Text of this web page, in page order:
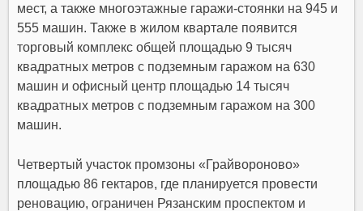
мест, а также многоэтажные гаражи-стоянки на 945 и
555 машин. Также в жилом квартале появится
торговый комплекс общей площадью 9 тысяч
квадратных метров с подземным гаражом на 630
машин и офисный центр площадью 14 тысяч
квадратных метров с подземным гаражом на 300
машин.
Четвертый участок промзоны «Грайвороново»
площадью 86 гектаров, где планируется провести
реновацию, ограничен Рязанским проспектом и